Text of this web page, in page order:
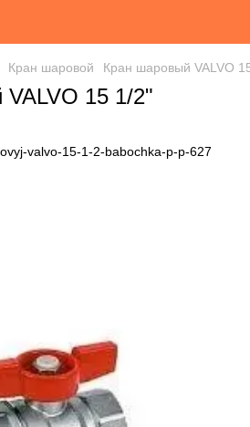
Кран шаровой Кран шаровый VALVO
15 1/2"
valvo-15-1-2-babochka-p-p-627